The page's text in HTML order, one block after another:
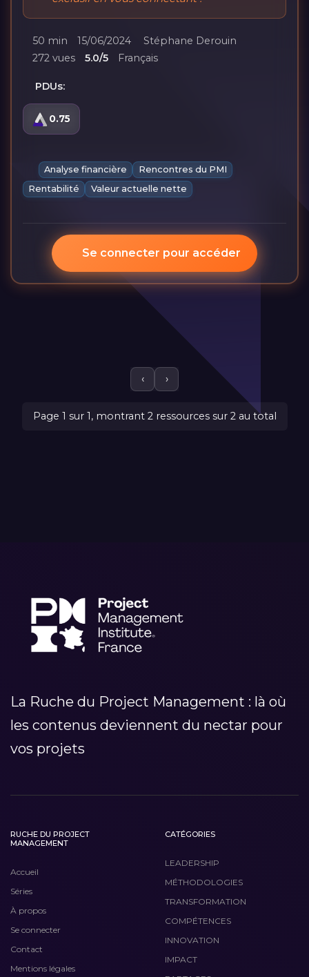
50 min 15/06/2024
Stéphane Derouin
272 vues
5.0/5 Français
PDUs:
0.75
Analyse financière
Rencontres du PMI
Rentabilité
Valeur actuelle nette
Se connecter pour accéder
‹ ›
Page 1 sur 1, montrant 2 ressources sur 2 au total
La Ruche du Project Management : là où
les contenus deviennent du nectar pour
vos projets
RUCHE DU PROJECT
MANAGEMENT
Accueil
Séries
À propos
Se connecter
Contact
Mentions légales
CATÉGORIES
LEADERSHIP
MÉTHODOLOGIES
TRANSFORMATION
COMPÉTENCES
INNOVATION
IMPACT